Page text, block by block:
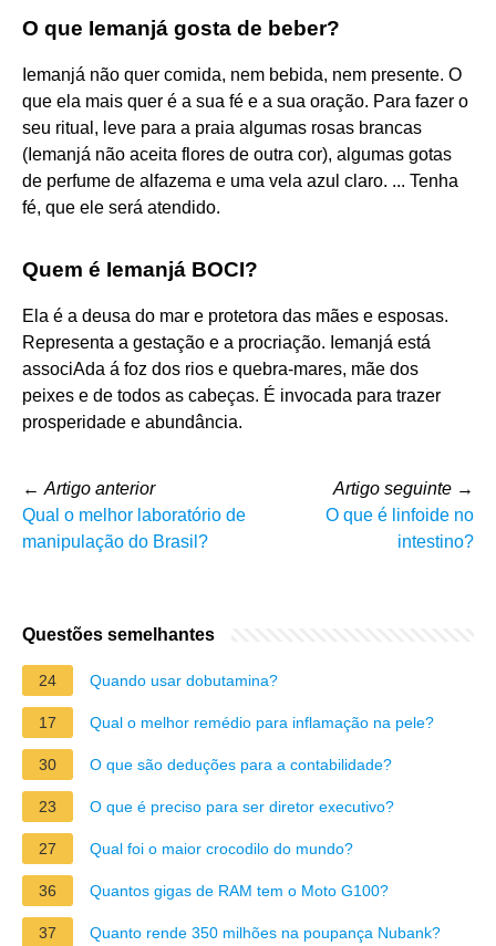
O que Iemanjá gosta de beber?
Iemanjá não quer comida, nem bebida, nem presente. O
que ela mais quer é a sua fé e a sua oração. Para fazer o
seu ritual, leve para a praia algumas rosas brancas
(Iemanjá não aceita flores de outra cor), algumas gotas
de perfume de alfazema e uma vela azul claro. ... Tenha
fé, que ele será atendido.
Quem é Iemanjá BOCI?
Ela é a deusa do mar e protetora das mães e esposas.
Representa a gestação e a procriação. Iemanjá está
associAda á foz dos rios e quebra-mares, mãe dos
peixes e de todos as cabeças. É invocada para trazer
prosperidade e abundância.
← Artigo anterior
Qual o melhor laboratório de
manipulação do Brasil?
Artigo seguinte →
O que é linfoide no
intestino?
Questões semelhantes
24 Quando usar dobutamina?
17 Qual o melhor remédio para inflamação na pele?
30 O que são deduções para a contabilidade?
23 O que é preciso para ser diretor executivo?
27 Qual foi o maior crocodilo do mundo?
36 Quantos gigas de RAM tem o Moto G100?
37 Quanto rende 350 milhões na poupança Nubank?